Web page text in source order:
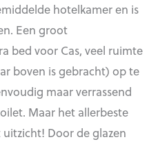
hotelkamer en is
Een groot
bed voor Cas, veel ruimte
boven is gebracht) op te
maar verrassend
Maar het allerbeste
Door de glazen